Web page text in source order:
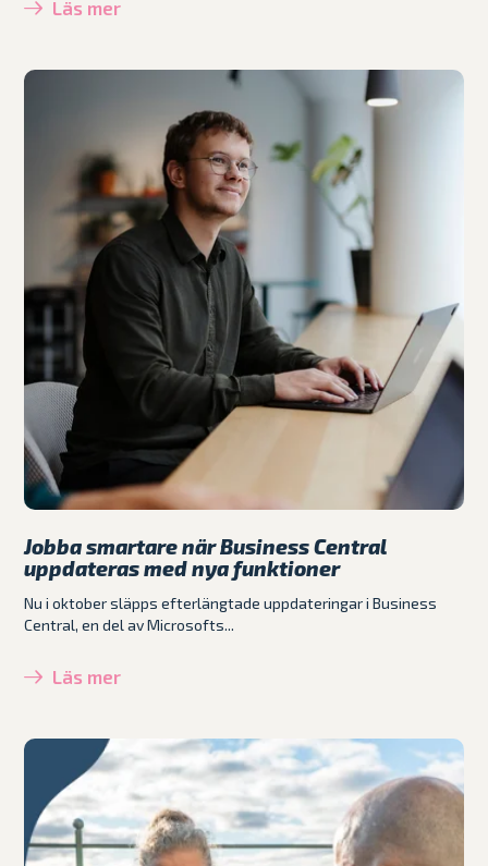
Läs mer
Jobba smartare när Business Central
uppdateras med nya funktioner
Nu i oktober släpps efterlängtade uppdateringar i Business
Central, en del av Microsofts...
Läs mer